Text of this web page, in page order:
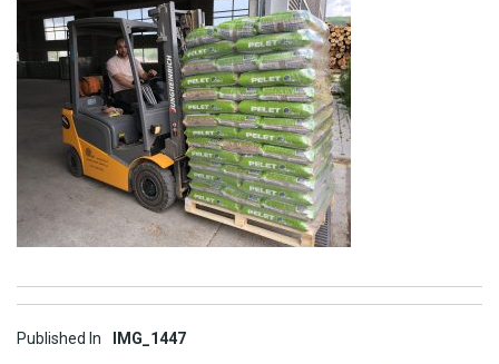
Post
Published In IMG_1447